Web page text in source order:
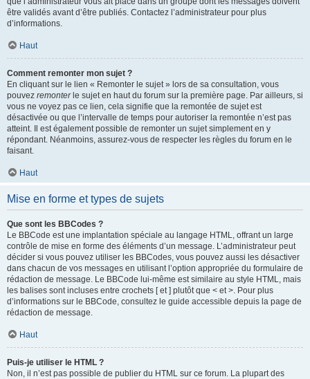
être validés avant d’être publiés. Contactez l’administrateur pour plus
d’informations.
Haut
Comment remonter mon sujet ?
En cliquant sur le lien « Remonter le sujet » lors de sa consultation, vous
pouvez remonterle sujet en haut du forum sur la première page. Par ailleurs, si
vous ne voyez pas ce lien, cela signifie que la remontée de sujet est
désactivée ou que l’intervalle de temps pour autoriser la remontée n’est pas
atteint. Il est également possible de remonter un sujet simplement en y
répondant. Néanmoins, assurez-vous de respecter les règles du forum en le
faisant.
Haut
Mise en forme et types de sujets
Que sont les BBCodes ?
Le BBCode est une implantation spéciale au langage HTML, offrant un large
contrôle de mise en forme des éléments d’un message. L’administrateur peut
décider si vous pouvez utiliser les BBCodes, vous pouvez aussi les désactiver
dans chacun de vos messages en utilisant l’option appropriée du formulaire de
rédaction de message. Le BBCode lui-même est similaire au style HTML, mais
les balises sont incluses entre crochets [ et ] plutôt que < et >. Pour plus
d’informations sur le BBCode, consultez le guide accessible depuis la page de
rédaction de message.
Haut
Puis-je utiliser le HTML ?
Non, il n’est pas possible de publier du HTML sur ce forum. La plupart des